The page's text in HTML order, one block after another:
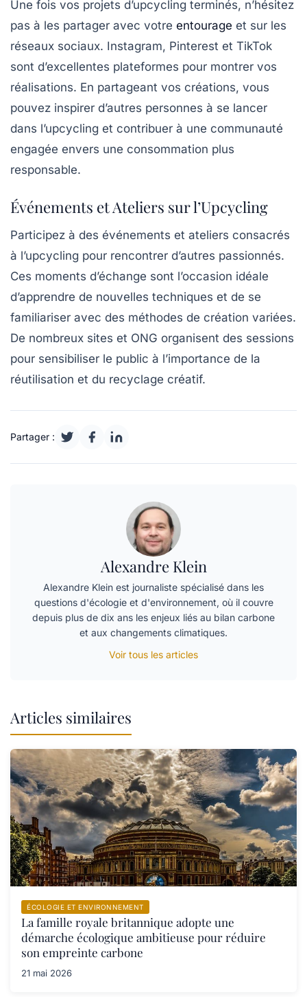
Une fois vos projets d’upcycling terminés, n’hésitez
pas à les partager avec votre entourage et sur les
réseaux sociaux. Instagram, Pinterest et TikTok
sont d’excellentes plateformes pour montrer vos
réalisations. En partageant vos créations, vous
pouvez inspirer d’autres personnes à se lancer
dans l’upcycling et contribuer à une communauté
engagée envers une consommation plus
responsable.
Événements et Ateliers sur l’Upcycling
Participez à des événements et ateliers consacrés
à l’upcycling pour rencontrer d’autres passionnés.
Ces moments d’échange sont l’occasion idéale
d’apprendre de nouvelles techniques et de se
familiariser avec des méthodes de création variées.
De nombreux sites et ONG organisent des sessions
pour sensibiliser le public à l’importance de la
réutilisation et du recyclage créatif.
Partager :
Alexandre Klein
Alexandre Klein est journaliste spécialisé dans les
questions d'écologie et d'environnement, où il couvre
depuis plus de dix ans les enjeux liés au bilan carbone
et aux changements climatiques.
Voir tous les articles
Articles similaires
ÉCOLOGIE ET ENVIRONNEMENT
La famille royale britannique adopte une
démarche écologique ambitieuse pour réduire
son empreinte carbone
21 mai 2026